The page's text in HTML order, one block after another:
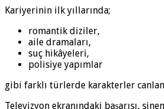
Kariyerinin ilk yıllarında;
romantik diziler,
aile dramaları,
suç hikâyeleri,
polisiye yapımlar
gibi farklı türlerde karakterler
Televizyon ekranındaki başarısı,